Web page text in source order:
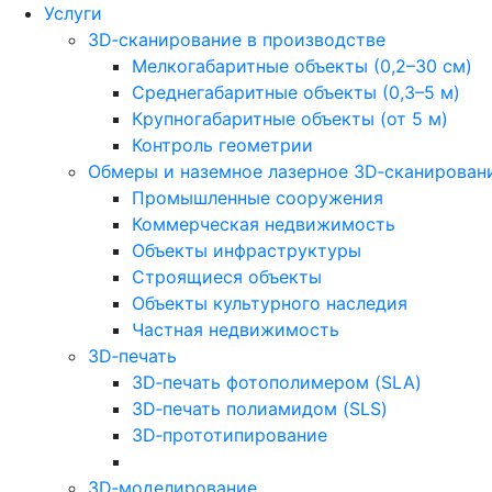
Услуги
3D‑сканирование в производстве
Мелкогабаритные объекты (0,2–30 см)
Среднегабаритные объекты (0,3–5 м)
Крупногабаритные объекты (от 5 м)
Контроль геометрии
Обмеры и наземное лазерное
Промышленные сооружения
Коммерческая недвижимость
Объекты инфраструктуры
Строящиеся объекты
Объекты культурного наследия
Частная недвижимость
3D‑печать
3D‑печать фотополимером (SLA)
3D‑печать полиамидом (SLS)
3D‑прототипирование
3D‑моделирование